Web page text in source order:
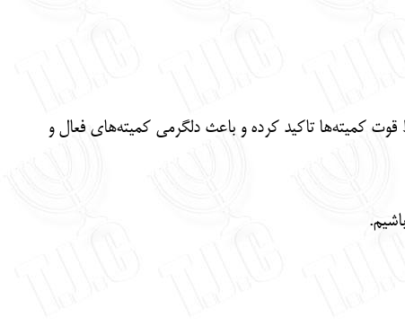
کمیته‌ها تاکید کرده و باعث دلگرمی کمیته‌های فعال و